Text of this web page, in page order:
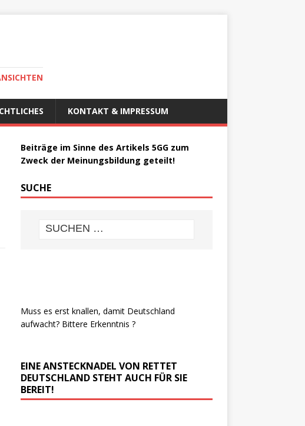
KONTAKT & IMPRESSUM
Beiträge im Sinne des Artikels 5GG zum
Zweck der Meinungsbildung geteilt!
SUCHE
Muss es erst knallen, damit Deutschland
aufwacht? Bittere Erkenntnis ?
EINE ANSTECKNADEL VON RETTET
DEUTSCHLAND STEHT AUCH FÜR SIE
BEREIT!